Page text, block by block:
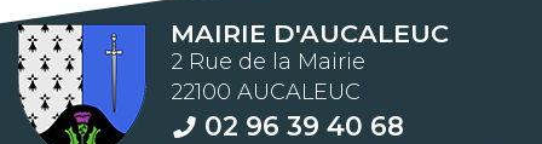
MAIRIE D'AUCALEUC
2 Rue de la Mairie
22100 AUCALEUC
02 96 39 40 68